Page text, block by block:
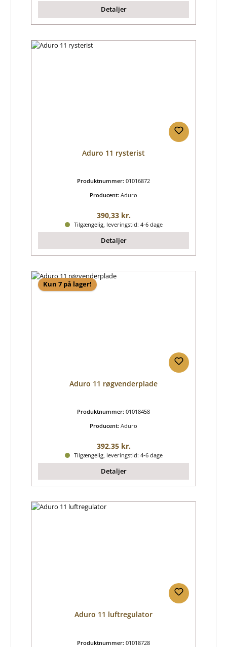
Detaljer
Aduro 11 rysterist
Produktnummer: 01016872
Producent: Aduro
Almindelig pris:
390,33 kr.
Tilgængelig, leveringstid: 4-6 dage
Detaljer
Kun 7 på lager!
Aduro 11 røgvenderplade
Produktnummer: 01018458
Producent: Aduro
Almindelig pris:
392,35 kr.
Tilgængelig, leveringstid: 4-6 dage
Detaljer
Aduro 11 luftregulator
Produktnummer: 01018728